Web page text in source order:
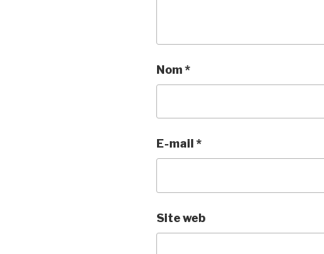
Nom*
E-mail *
Site web